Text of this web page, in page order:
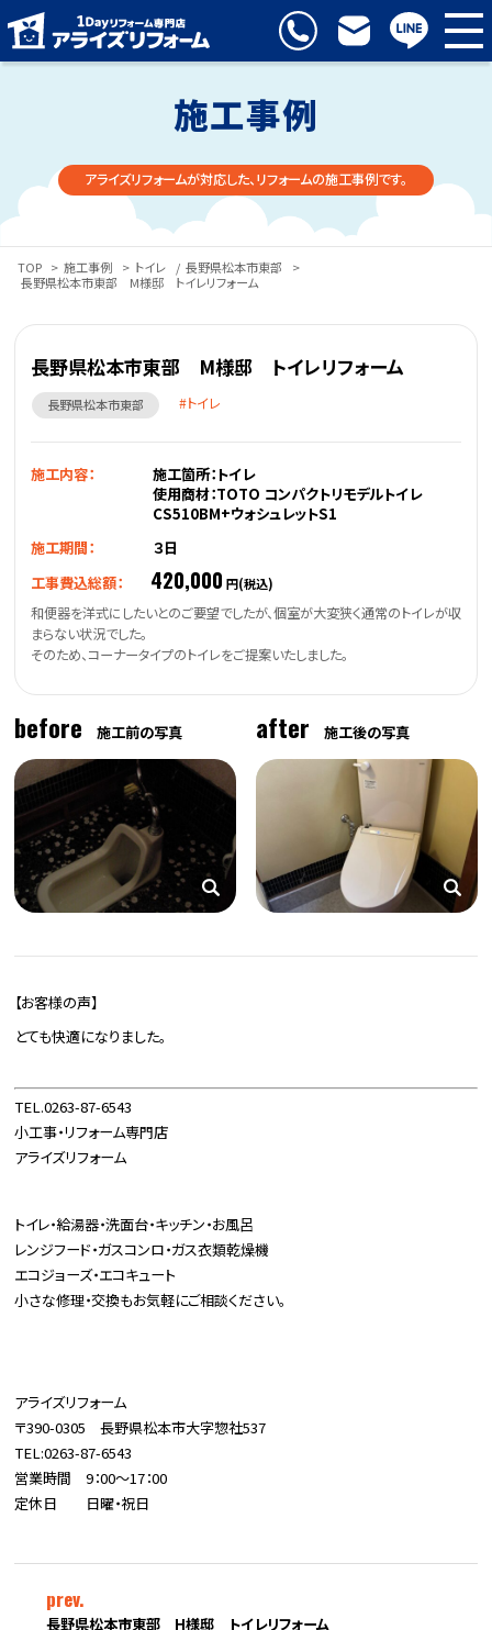
施工事例
アライズリフォームが対応した、リフォームの施工事例です。
TOP > 施工事例 > トイレ / 長野県松本市東部
>
長野県松本市東部 M様邸 トイレリフォーム
長野県松本市東部 M様邸 トイレリフォーム
長野県松本市東部 トイレ
施工内容：
施工箇所：トイレ
使用商材：TOTO コンパクトリモデルトイレ
CS510BM+ウォシュレットS1
施工期間：
３日
工事費込総額：
420,000 円(税込)
和便器を洋式にしたいとのご要望でしたが、個室が大変狭く通常のトイレが収
まらない状況でした。
そのため、コーナータイプのトイレをご提案いたしました。
before 施工前の写真 after 施工後の写真
【お客様の声】
とても快適になりました。
TEL.0263-87-6543
小工事・リフォーム専門店
アライズリフォーム
トイレ・給湯器・洗面台・キッチン・お風呂
レンジフード・ガスコンロ・ガス衣類乾燥機
エコジョーズ・エコキュート
小さな修理・交換もお気軽にご相談ください。
アライズリフォーム
〒390-0305 長野県松本市大字惣社537
TEL:0263-87-6543
営業時間 9：00～17：00
定休日 日曜・祝日
prev.
長野県松本市東部 H様邸 トイレリフォーム